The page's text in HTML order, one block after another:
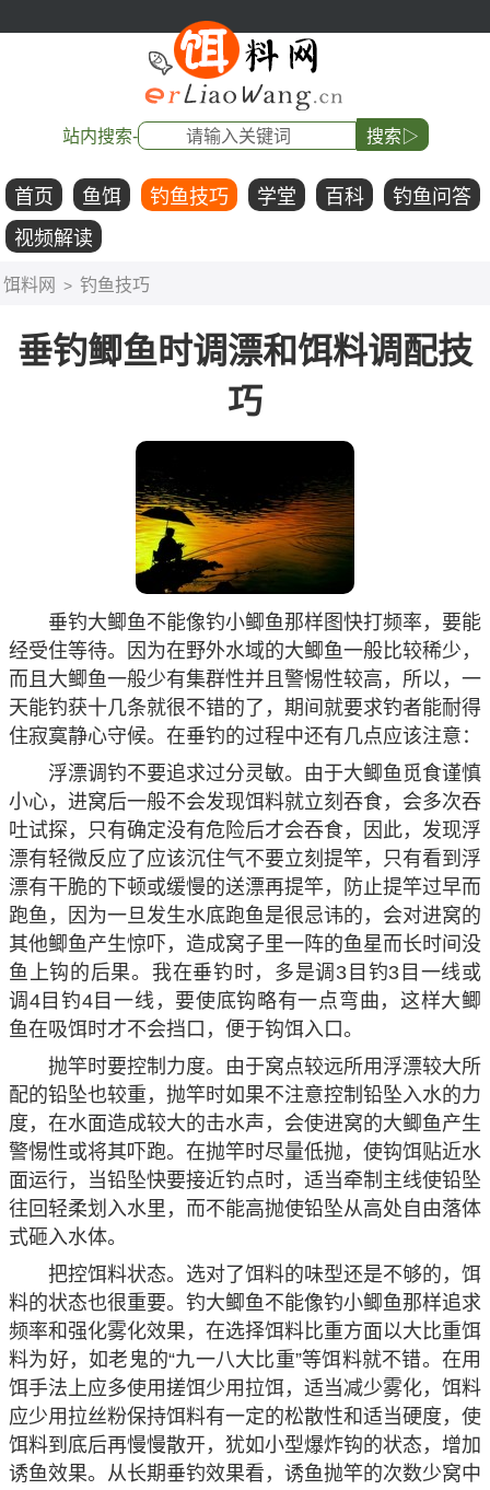
站内搜索- 搜索▷
首页 鱼饵 钓鱼技巧 学堂 百科
钓鱼问答
视频解读
饵料网 > 钓鱼技巧
垂钓鲫鱼时调漂和饵料调配技
巧
垂钓大鲫鱼不能像钓小鲫鱼那样图快打频率，要能
经受住等待。因为在野外水域的大鲫鱼一般比较稀少，
而且大鲫鱼一般少有集群性并且警惕性较高，所以，一
天能钓获十几条就很不错的了，期间就要求钓者能耐得
住寂寞静心守候。在垂钓的过程中还有几点应该注意：
浮漂调钓不要追求过分灵敏。由于大鲫鱼觅食谨慎
小心，进窝后一般不会发现饵料就立刻吞食，会多次吞
吐试探，只有确定没有危险后才会吞食，因此，发现浮
漂有轻微反应了应该沉住气不要立刻提竿，只有看到浮
漂有干脆的下顿或缓慢的送漂再提竿，防止提竿过早而
跑鱼，因为一旦发生水底跑鱼是很忌讳的，会对进窝的
其他鲫鱼产生惊吓，造成窝子里一阵的鱼星而长时间没
鱼上钩的后果。我在垂钓时，多是调3目钓3目一线或
调4目钓4目一线，要使底钩略有一点弯曲，这样大鲫
鱼在吸饵时才不会挡口，便于钩饵入口。
抛竿时要控制力度。由于窝点较远所用浮漂较大所
配的铅坠也较重，抛竿时如果不注意控制铅坠入水的力
度，在水面造成较大的击水声，会使进窝的大鲫鱼产生
警惕性或将其吓跑。在抛竿时尽量低抛，使钩饵贴近水
面运行，当铅坠快要接近钓点时，适当牵制主线使铅坠
往回轻柔划入水里，而不能高抛使铅坠从高处自由落体
式砸入水体。
把控饵料状态。选对了饵料的味型还是不够的，饵
料的状态也很重要。钓大鲫鱼不能像钓小鲫鱼那样追求
频率和强化雾化效果，在选择饵料比重方面以大比重饵
料为好，如老鬼的“九一八大比重”等饵料就不错。在用
饵手法上应多使用搓饵少用拉饵，适当减少雾化，饵料
应少用拉丝粉保持饵料有一定的松散性和适当硬度，使
饵料到底后再慢慢散开，犹如小型爆炸钩的状态，增加
诱鱼效果。从长期垂钓效果看，诱鱼抛竿的次数少窝中